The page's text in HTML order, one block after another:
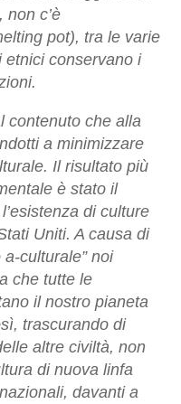
c’è
pot), tra le varie
etnici conservano i
contenuto che alla
a minimizzare
Il risultato più
è stato il
di culture
Uniti. A causa di
culturale” noi
che tutte le
il nostro pianeta
trascurando di
altre civiltà, non
di nuova linfa
davanti a